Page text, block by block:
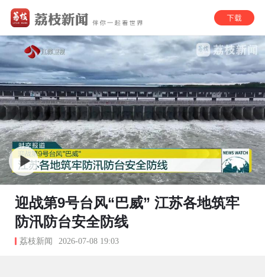
迎战第9号台风“巴威” 江苏各地筑牢
防汛防台安全防线
荔枝新闻 2026-07-08 19:03